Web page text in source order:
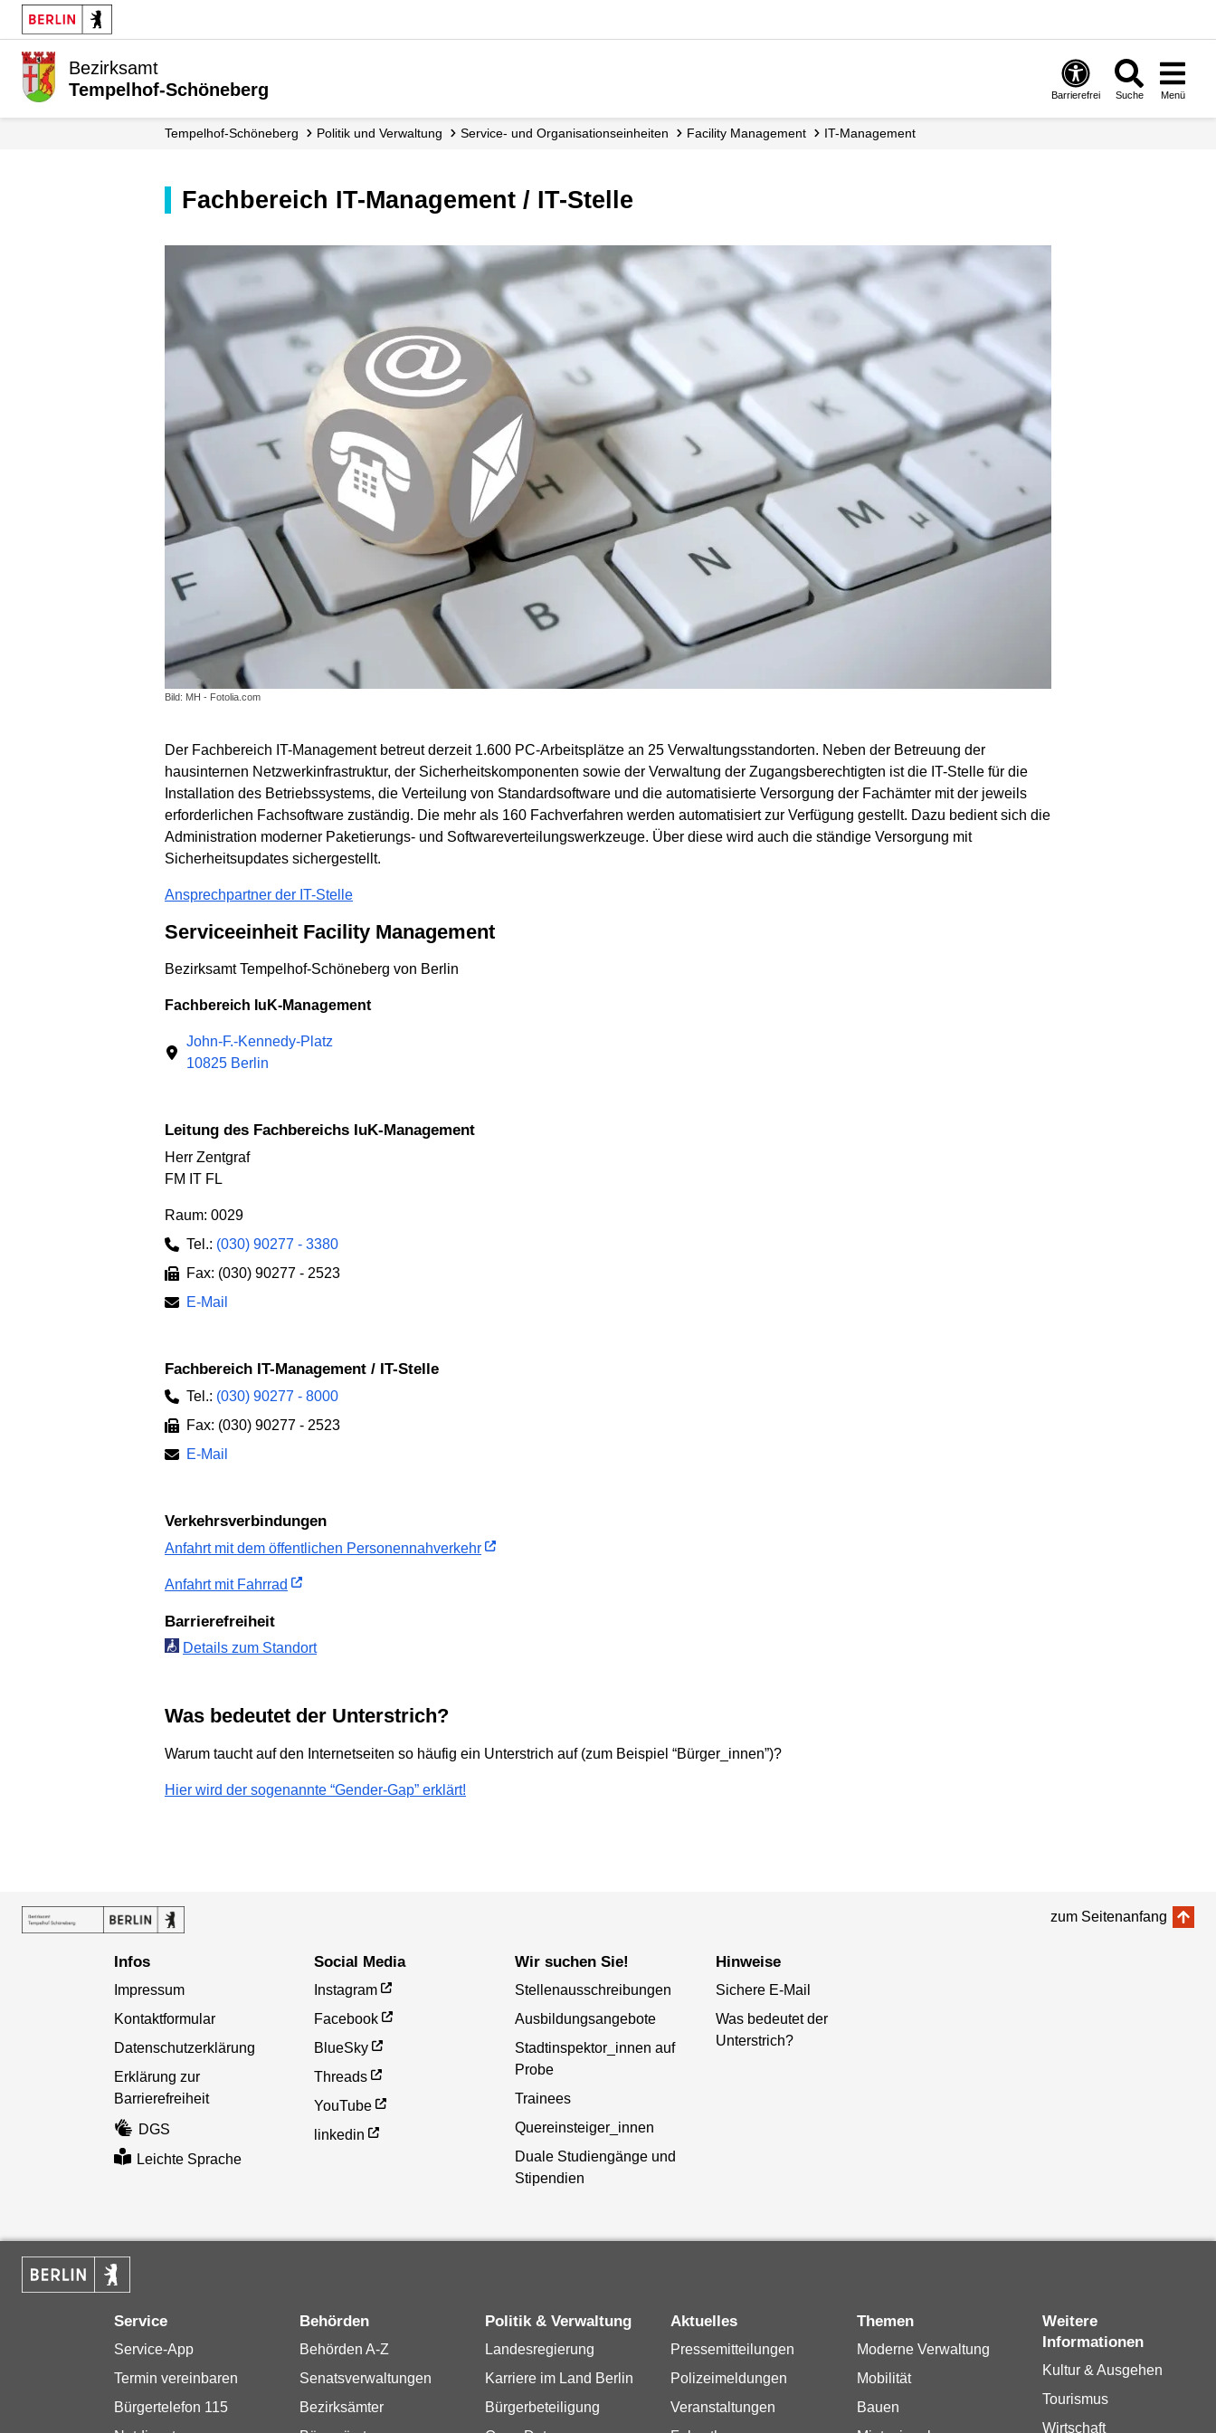
Bezirksamt
Tempelhof-Schöneberg
Barrierefrei Suche Menü
Tempelhof-Schöneberg Politik und Verwaltung Service- und Organisations­einheiten Facility Management IT-­Management
Fachbereich IT-Management / IT-Stelle
Bild: MH - Fotolia.com
Der Fachbereich IT-Management betreut derzeit 1.600 PC-Arbeitsplätze an 25 Verwaltungsstandorten. Neben der Betreuung der
hausinternen Netzwerkinfrastruktur, der Sicherheitskomponenten sowie der Verwaltung der Zugangsberechtigten ist die IT-Stelle für die
Installation des Betriebssystems, die Verteilung von Standardsoftware und die automatisierte Versorgung der Fachämter mit der jeweils
erforderlichen Fachsoftware zuständig. Die mehr als 160 Fachverfahren werden automatisiert zur Verfügung gestellt. Dazu bedient sich die
Administration moderner Paketierungs- und Softwareverteilungswerkzeuge. Über diese wird auch die ständige Versorgung mit
Sicherheitsupdates sichergestellt.
Ansprechpartner der IT-Stelle
Serviceeinheit Facility Management
Bezirksamt Tempelhof-Schöneberg von Berlin
Fachbereich IuK-Management
John-F.-Kennedy-Platz
10825 Berlin
Leitung des Fachbereichs IuK-Management
Herr Zentgraf
FM IT FL
Raum: 0029
Tel.: (030) 90277 - 3380
Fax: (030) 90277 - 2523
E-Mail
Fachbereich IT-Management / IT-Stelle
Tel.: (030) 90277 - 8000
Fax: (030) 90277 - 2523
E-Mail
Verkehrs­verbindungen
Anfahrt mit dem öffent­lichen Personen­nah­verkehr
Anfahrt mit Fahrrad
Barriere­freiheit
Details zum Standort
Was bedeutet der Unterstrich?
Warum taucht auf den Internetseiten so häufig ein Unterstrich auf (zum Beispiel “Bürger_innen”)?
Hier wird der sogenannte “Gender-Gap” erklärt!
zum Seitenanfang
Infos
Impressum
Kontaktformular
Datenschutzerklärung
Erklärung zur
Barrierefreiheit
DGS
Leichte Sprache
Social Media
Instagram
Facebook
BlueSky
Threads
YouTube
linkedin
Wir suchen Sie!
Stellenausschreibungen
Ausbildungsangebote
Stadtinspektor_innen auf
Probe
Trainees
Quereinsteiger_innen
Duale Studiengänge und
Stipendien
Hinweise
Sichere E-Mail
Was bedeutet der
Unterstrich?
Service
Service-App
Termin vereinbaren
Bürgertelefon 115
Behörden
Behörden A-Z
Senatsverwaltungen
Bezirksämter
Politik & Verwaltung
Landesregierung
Karriere im Land Berlin
Bürgerbeteiligung
Aktuelles
Pressemitteilungen
Polizeimeldungen
Veranstaltungen
Themen
Moderne Verwaltung
Mobilität
Bauen
Weitere
Informationen
Kultur & Ausgehen
Tourismus
Wirtschaft